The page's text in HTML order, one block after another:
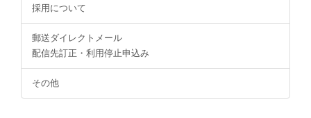
採用について
郵送ダイレクトメール
配信先訂正・利用停止申込み
その他